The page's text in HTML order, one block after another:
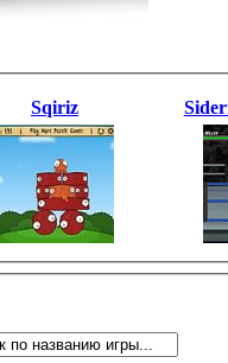
Sqiriz